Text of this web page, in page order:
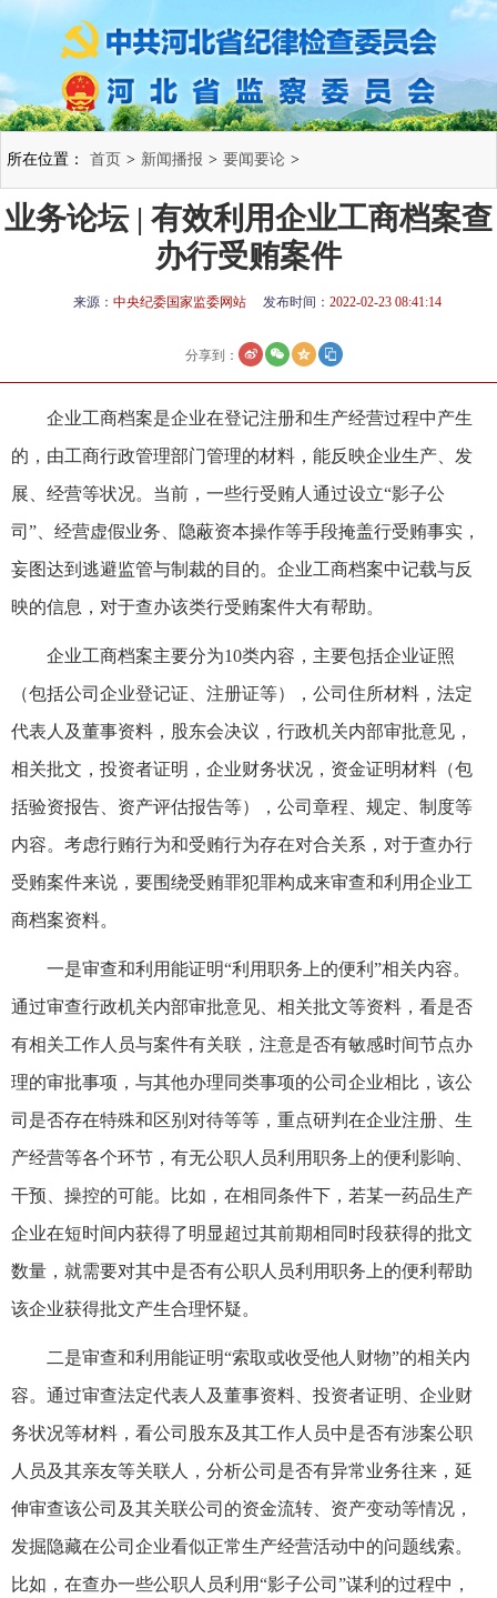
所在位置： 首页 > 新闻播报 > 要闻要论 >
业务论坛 | 有效利用企业工商档案查
办行受贿案件
来源： 中央纪委国家监委网站 发布时间： 2022-02-23 08:41:14
分享到：
企业工商档案是企业在登记注册和生产经营过程中产生
的，由工商行政管理部门管理的材料，能反映企业生产、发
展、经营等状况。当前，一些行受贿人通过设立“影子公
司”、经营虚假业务、隐蔽资本操作等手段掩盖行受贿事实，
妄图达到逃避监管与制裁的目的。企业工商档案中记载与反
映的信息，对于查办该类行受贿案件大有帮助。
企业工商档案主要分为10类内容，主要包括企业证照
（包括公司企业登记证、注册证等），公司住所材料，法定
代表人及董事资料，股东会决议，行政机关内部审批意见，
相关批文，投资者证明，企业财务状况，资金证明材料（包
括验资报告、资产评估报告等），公司章程、规定、制度等
内容。考虑行贿行为和受贿行为存在对合关系，对于查办行
受贿案件来说，要围绕受贿罪犯罪构成来审查和利用企业工
商档案资料。
一是审查和利用能证明“利用职务上的便利”相关内容。
通过审查行政机关内部审批意见、相关批文等资料，看是否
有相关工作人员与案件有关联，注意是否有敏感时间节点办
理的审批事项，与其他办理同类事项的公司企业相比，该公
司是否存在特殊和区别对待等等，重点研判在企业注册、生
产经营等各个环节，有无公职人员利用职务上的便利影响、
干预、操控的可能。比如，在相同条件下，若某一药品生产
企业在短时间内获得了明显超过其前期相同时段获得的批文
数量，就需要对其中是否有公职人员利用职务上的便利帮助
该企业获得批文产生合理怀疑。
二是审查和利用能证明“索取或收受他人财物”的相关内
容。通过审查法定代表人及董事资料、投资者证明、企业财
务状况等材料，看公司股东及其工作人员中是否有涉案公职
人员及其亲友等关联人，分析公司是否有异常业务往来，延
伸审查该公司及其关联公司的资金流转、资产变动等情况，
发掘隐藏在公司企业看似正常生产经营活动中的问题线索。
比如，在查办一些公职人员利用“影子公司”谋利的过程中，